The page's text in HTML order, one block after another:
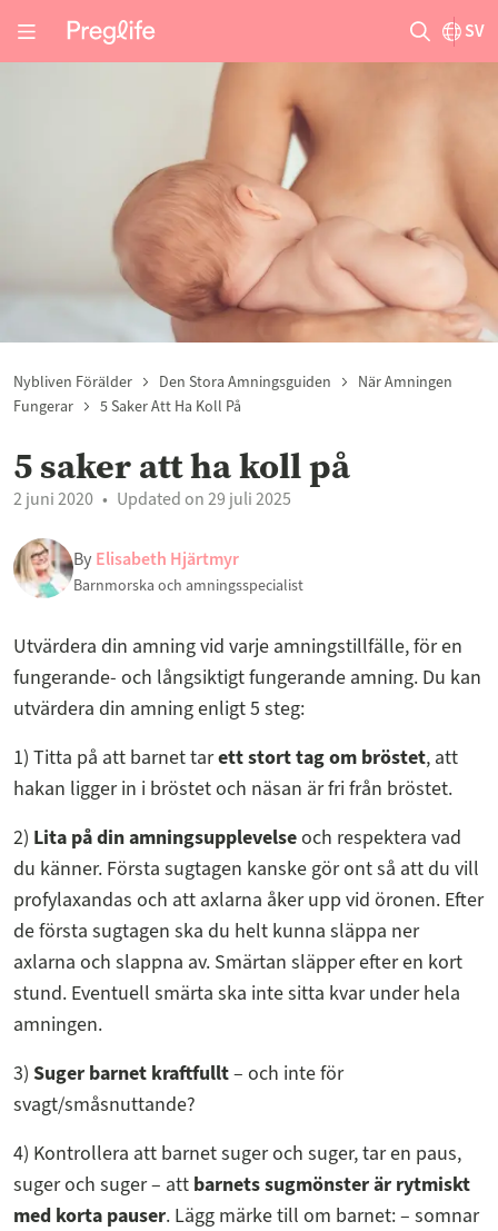
SV
Nybliven Förälder Den Stora Amningsguiden
När Amningen
Fungerar
5 Saker Att Ha Koll På
5 saker att ha koll på
2 juni 2020 Updated on 29 juli 2025
By Elisabeth Hjärtmyr
Barnmorska och amningsspecialist
Utvärdera din amning vid varje amningstillfälle, för en
fungerande- och långsiktigt fungerande amning. Du kan
utvärdera din amning enligt 5 steg:
1) Titta på att barnet tarett stort tag om bröstet, att
hakan ligger in i bröstet och näsan är fri från bröstet.
2) Lita på din amningsupplevelseoch respektera vad
du känner. Första sugtagen kanske gör ont så att du vill
profylaxandas och att axlarna åker upp vid öronen. Efter
de första sugtagen ska du helt kunna släppa ner
axlarna och slappna av. Smärtan släpper efter en kort
stund. Eventuell smärta ska inte sitta kvar under hela
amningen.
3) Suger barnet kraftfullt– och inte för
svagt/småsnuttande?
4) Kontrollera att barnet suger och suger, tar en paus,
suger och suger – att barnets sugmönster är rytmiskt
med korta pauser. Lägg märke till om barnet: – somnar